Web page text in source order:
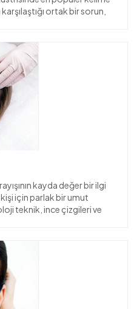
ortak bir sorun,
kayda değer bir ilgi
için parlak bir umut
teknik, ince çizgileri ve